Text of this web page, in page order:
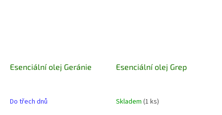
Esenciální olej Geránie
Do třech dnů
Esenciální olej Grep
Skladem (1 ks)